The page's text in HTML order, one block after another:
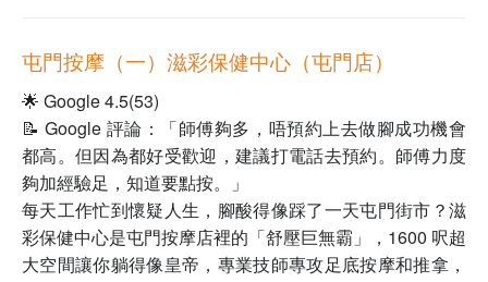
屯門按摩（一）滋彩保健中心（屯門店）
🌟 Google 4.5(53)
📝 Google 評論：「師傅夠多，唔預約上去做腳成功機會
都高。但因為都好受歡迎，建議打電話去預約。師傅力度
夠加經驗足，知道要點按。」
每天工作忙到懷疑人生，腳酸得像踩了一天屯門街市？滋
彩保健中心是屯門按摩店裡的「舒壓巨無霸」，1600 呎超
大空間讓你躺得像皇帝，專業技師專攻足底按摩和推拿，